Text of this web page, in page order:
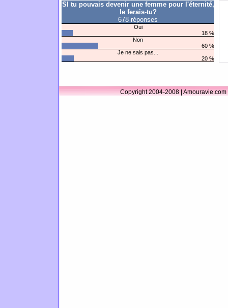
SI tu pouvais devenir une femme pour l'éternité,
le ferais-tu?
678 réponses
Oui
18 %
Non
60 %
Je ne sais pas...
20 %
Copyright 2004-2008 |